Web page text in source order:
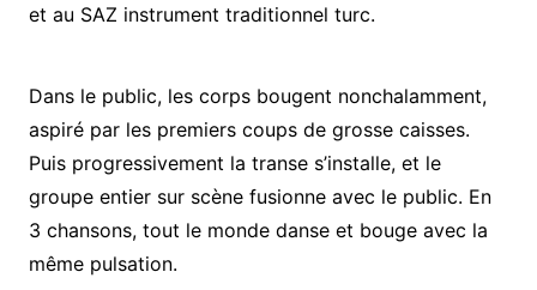
et au SAZ instrument traditionnel turc.
Dans le public, les corps bougent nonchalamment,
aspiré par les premiers coups de grosse caisses.
Puis progressivement la transe s’installe, et le
groupe entier sur scène fusionne avec le public. En
3 chansons, tout le monde danse et bouge avec la
même pulsation.